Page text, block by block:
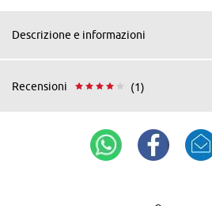
Descrizione e informazioni
Recensioni (1)